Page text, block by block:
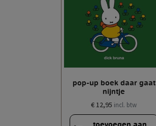
pop-up boek daar gaat
nijntje
€ 12,95 incl. btw